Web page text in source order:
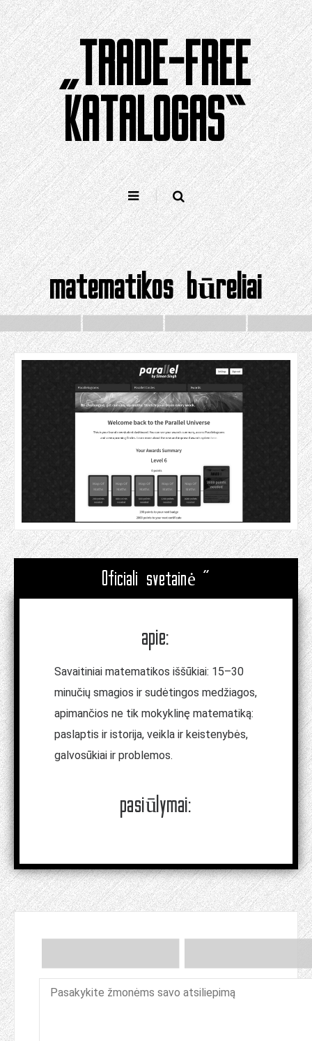
Pereiti
prie
turinio
„TRADE-FREE
KATALOGAS“
matematikos būreliai
Oficiali svetainė "
apie:
Savaitiniai matematikos iššūkiai: 15–30
minučių smagios ir sudėtingos medžiagos,
apimančios ne tik mokyklinę matematiką:
paslaptis ir istorija, veikla ir keistenybės,
galvosūkiai ir problemos.
pasiūlymai: